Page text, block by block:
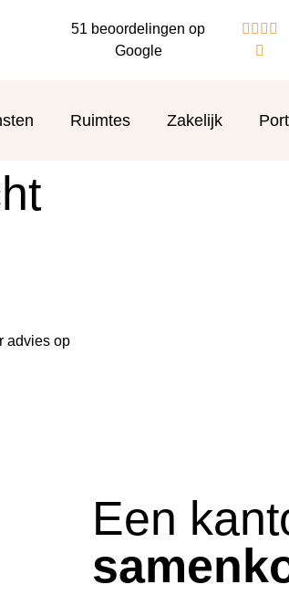
51 beoordelingen op
Google
   

Ruimtes Zakelijk
advies op
Een